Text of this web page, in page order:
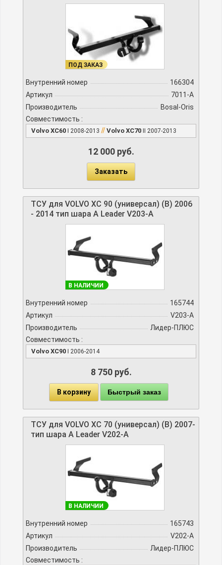
ПОД ЗАКАЗ
Внутренний номер
166304
Артикул
7011-A
Производитель
Bosal-Oris
Совместимость :
Volvo XC60 I 2008-2013 // Volvo XC70 II 2007-2013
12 000 руб.
Заказать
ТСУ для VOLVO XC 90 (универсал) (B) 2006
- 2014 тип шара A Leader V203-A
В НАЛИЧИИ
Внутренний номер
165744
Артикул
V203-A
Производитель
Лидер-ПЛЮС
Совместимость :
Volvo XC90 I 2006-2014
8 750 руб.
В корзину Быстрый заказ
ТСУ для VOLVO XC 70 (универсал) (B) 2007-
тип шара A Leader V202-A
В НАЛИЧИИ
Внутренний номер
165743
Артикул
V202-A
Производитель
Лидер-ПЛЮС
Совместимость :